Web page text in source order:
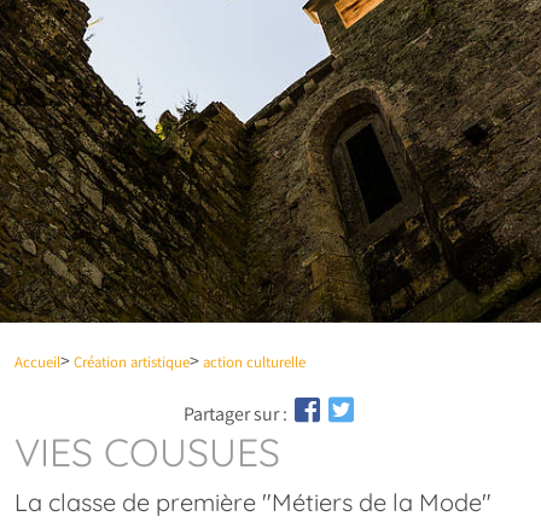
Accueil Création artistique action culturelle
Partager sur :
VIES COUSUES
La classe de première "Métiers de la Mode"